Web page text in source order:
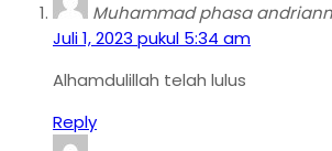
Muhammad phasa
Juli 1, 2023 pukul 5:34 am
Alhamdulillah telah lulus
Reply